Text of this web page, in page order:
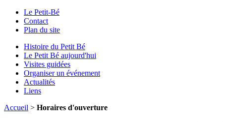
Le Petit-Bé
Contact
Plan du site
Histoire du Petit Bé
Le Petit Bé aujourd'hui
Visites guidées
Organiser un événement
Actualités
Liens
Accueil > Horaires d'ouverture